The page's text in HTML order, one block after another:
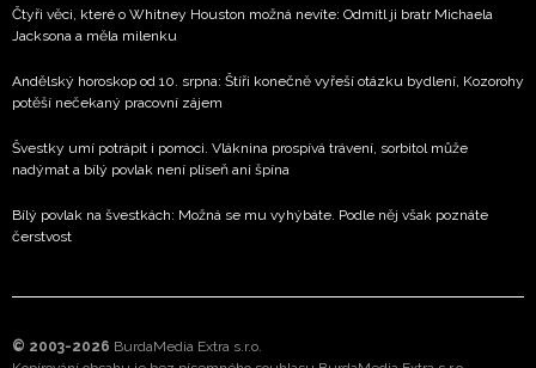
Čtyři věci, které o Whitney Houston možná nevíte: Odmítl ji bratr Michaela
Jacksona a měla milenku
Andělský horoskop od 10. srpna: Štíři konečně vyřeší otázku bydlení, Kozorohy
potěší nečekaný pracovní zájem
Švestky umí potrápit i pomoci. Vláknina prospívá trávení, sorbitol může
nadýmat a bílý povlak není plíseň ani špína
Bílý povlak na švestkách: Možná se mu vyhýbáte. Podle něj však poznáte
čerstvost
© 2003-2026 BurdaMedia Extra s.r.o.